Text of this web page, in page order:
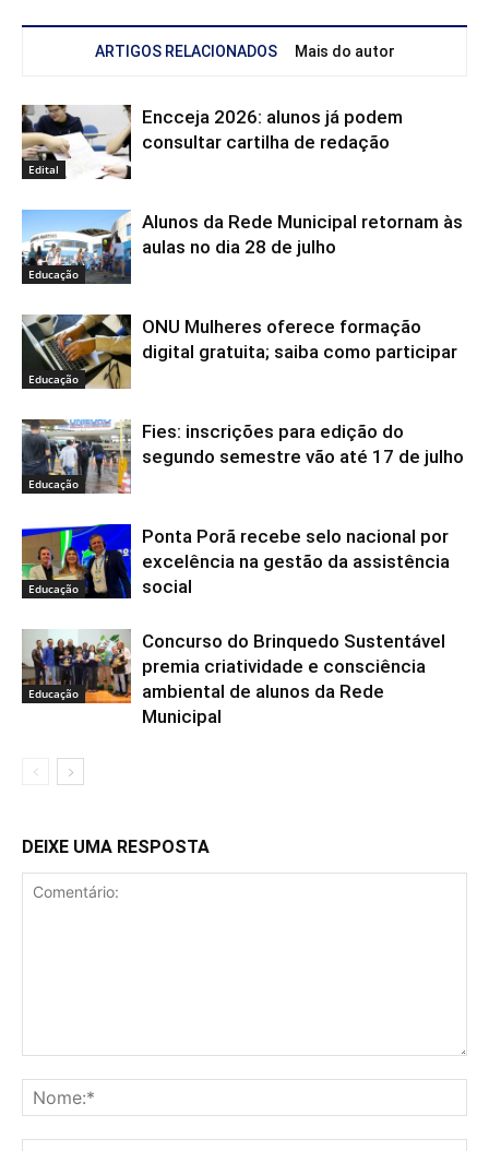
ARTIGOS RELACIONADOS Mais do autor
Edital
Encceja 2026: alunos já podem
consultar cartilha de redação
Educação
Alunos da Rede Municipal retornam às
aulas no dia 28 de julho
Educação
ONU Mulheres oferece formação
digital gratuita; saiba como participar
Educação
Fies: inscrições para edição do
segundo semestre vão até 17 de julho
Educação
Ponta Porã recebe selo nacional por
excelência na gestão da assistência
social
Educação
Concurso do Brinquedo Sustentável
premia criatividade e consciência
ambiental de alunos da Rede
Municipal
DEIXE UMA RESPOSTA